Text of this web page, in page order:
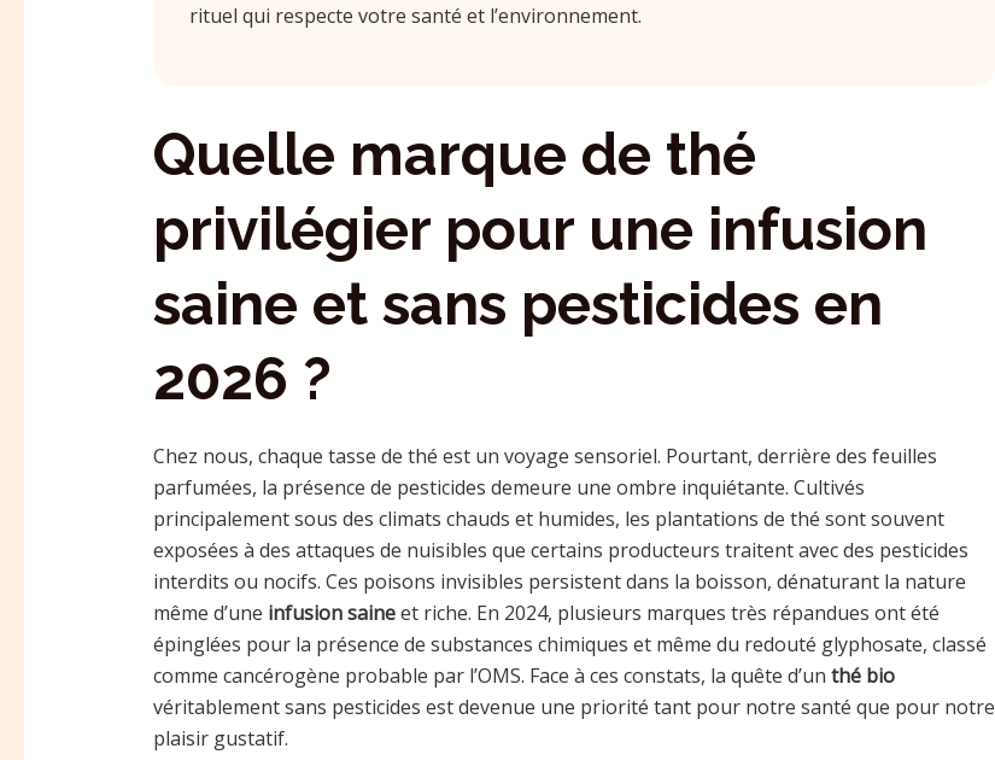
rituel qui respecte votre santé et l’environnement.
Quelle marque de thé
privilégier pour une infusion
saine et sans pesticides en
2026 ?
Chez nous, chaque tasse de thé est un voyage sensoriel. Pourtant, derrière des feuilles
parfumées, la présence de pesticides demeure une ombre inquiétante. Cultivés
principalement sous des climats chauds et humides, les plantations de thé sont souvent
exposées à des attaques de nuisibles que certains producteurs traitent avec des pesticides
interdits ou nocifs. Ces poisons invisibles persistent dans la boisson, dénaturant la nature
même d’une infusion saineet riche. En 2024, plusieurs marques très répandues ont été
épinglées pour la présence de substances chimiques et même du redouté glyphosate, classé
comme cancérogène probable par l’OMS. Face à ces constats, la quête d’un thé bio
véritablement sans pesticides est devenue une priorité tant pour notre santé que pour notre
plaisir gustatif.